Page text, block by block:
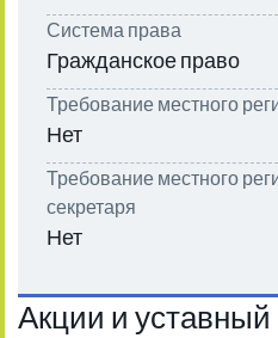
Система права
Гражданское право
Требование местного
Нет
Требование местного
секретаря
Нет
Акции и уставный